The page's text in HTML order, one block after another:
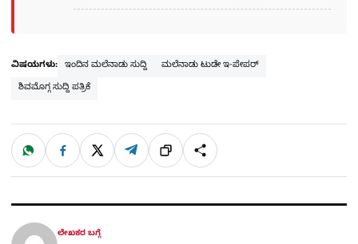
ವಿಷಯಗಳು: ಇಂದಿನ ಮಲೆನಾಡು ಸುದ್ದಿ
ಮಲೆನಾಡು ಟುಡೇ ಇ-ಪೇಪರ್
ಶಿವಮೊಗ್ಗ ಸುದ್ದಿ ಪತ್ರಿಕೆ
ಹಂಚಿಕೊಳ್ಳಿ
W
a
t
p
p
F
c
e
o
k
X T
l
e
a
m
ಲಿಂ
ಕ್
S
h
a
ಲೇಖಕರ ಬಗ್ಗೆ